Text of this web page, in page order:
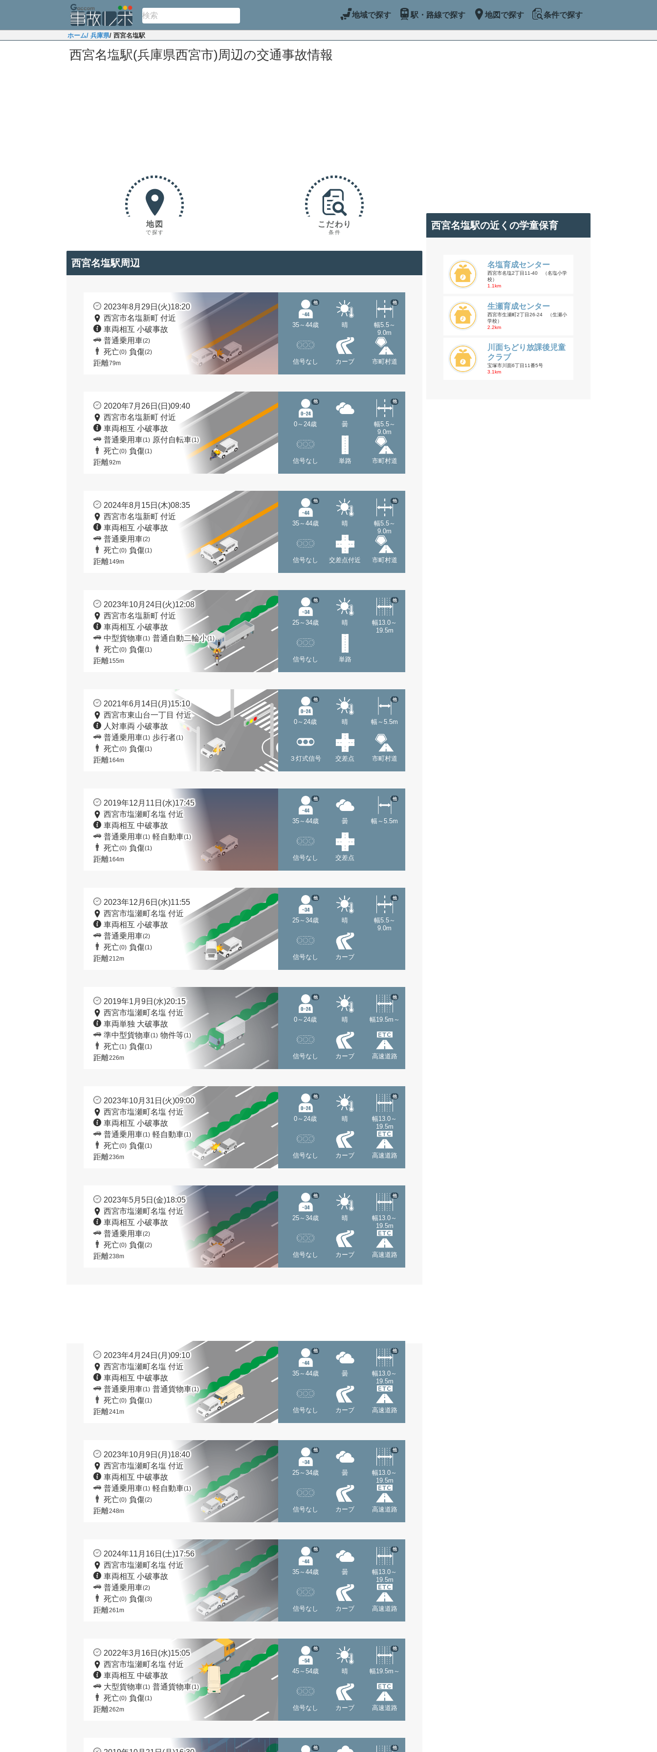
地域で探す 駅・路線で探す 地図で探す 条件で探す
ホーム/ 兵庫県/ 西宮名塩駅
西宮名塩駅(兵庫県西宮市)周辺の交通事故情報
地図
で探す
こだわり
条件
西宮名塩駅周辺
2023年8月29日(火)18:20
西宮市名塩新町 付近
車両相互 小破事故
普通乗用車(2)
死亡(0) 負傷(2)
距離79m
35～44歳
他
晴
幅5.5～
9.0m
他
信号なし カーブ 市町村道
2020年7月26日(日)09:40
西宮市名塩新町 付近
車両相互 小破事故
普通乗用車(1) 原付自転車(1)
死亡(0) 負傷(1)
距離92m
0～24歳
他
曇
幅5.5～
9.0m
他
信号なし 単路 市町村道
2024年8月15日(木)08:35
西宮市名塩新町 付近
車両相互 小破事故
普通乗用車(2)
死亡(0) 負傷(1)
距離149m
35～44歳
他
晴
幅5.5～
9.0m
他
信号なし 交差点付近 市町村道
2023年10月24日(火)12:08
西宮市名塩新町 付近
車両相互 小破事故
中型貨物車(1) 普通自動二輪小(1)
死亡(0) 負傷(1)
距離155m
25～34歳
他
晴
幅13.0～
19.5m
他
信号なし 単路
2021年6月14日(月)15:10
西宮市東山台一丁目 付近
人対車両 小破事故
普通乗用車(1) 歩行者(1)
死亡(0) 負傷(1)
距離164m
0～24歳
他
晴 幅～5.5m
他
３灯式信号 交差点 市町村道
2019年12月11日(水)17:45
西宮市塩瀬町名塩 付近
車両相互 中破事故
普通乗用車(1) 軽自動車(1)
死亡(0) 負傷(1)
距離164m
35～44歳
他
曇 幅～5.5m
他
信号なし 交差点
2023年12月6日(水)11:55
西宮市塩瀬町名塩 付近
車両相互 小破事故
普通乗用車(2)
死亡(0) 負傷(1)
距離212m
25～34歳
他
晴
幅5.5～
9.0m
他
信号なし カーブ
2019年1月9日(水)20:15
西宮市塩瀬町名塩 付近
車両単独 大破事故
準中型貨物車(1) 物件等(1)
死亡(1) 負傷(1)
距離226m
0～24歳
他
晴 幅19.5m～
他
信号なし カーブ 高速道路
2023年10月31日(火)09:00
西宮市塩瀬町名塩 付近
車両相互 小破事故
普通乗用車(1) 軽自動車(1)
死亡(0) 負傷(1)
距離236m
0～24歳
他
晴
幅13.0～
19.5m
他
信号なし カーブ 高速道路
2023年5月5日(金)18:05
西宮市塩瀬町名塩 付近
車両相互 小破事故
普通乗用車(2)
死亡(0) 負傷(2)
距離238m
25～34歳
他
晴
幅13.0～
19.5m
他
信号なし カーブ 高速道路
2023年4月24日(月)09:10
西宮市塩瀬町名塩 付近
車両相互 中破事故
普通乗用車(1) 普通貨物車(1)
死亡(0) 負傷(1)
距離241m
35～44歳
他
曇
幅13.0～
19.5m
他
信号なし カーブ 高速道路
2023年10月9日(月)18:40
西宮市塩瀬町名塩 付近
車両相互 中破事故
普通乗用車(1) 軽自動車(1)
死亡(0) 負傷(2)
距離248m
25～34歳
他
曇
幅13.0～
19.5m
他
信号なし カーブ 高速道路
2024年11月16日(土)17:56
西宮市塩瀬町名塩 付近
車両相互 小破事故
普通乗用車(2)
死亡(0) 負傷(3)
距離261m
35～44歳
他
曇
幅13.0～
19.5m
他
信号なし カーブ 高速道路
2022年3月16日(水)15:05
西宮市塩瀬町名塩 付近
車両相互 中破事故
大型貨物車(1) 普通貨物車(1)
死亡(0) 負傷(1)
距離262m
45～54歳
他
晴 幅19.5m～
他
信号なし カーブ 高速道路
他 他
西宮名塩駅の近くの学童保育
名塩育成センター
西宮市名塩2丁目11-40 （名塩小学
校）
1.1km
生瀬育成センター
西宮市生瀬町2丁目26-24 （生瀬小
学校）
2.2km
川面ちどり放課後児童
クラブ
宝塚市川面6丁目11番5号
3.1km